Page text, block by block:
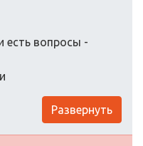
есть вопросы -
Развернуть